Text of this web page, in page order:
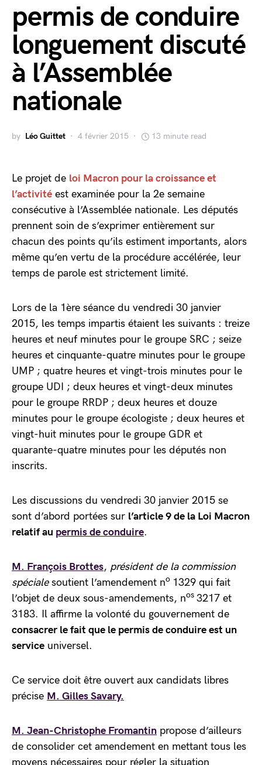
permis de conduire
longuement discuté
à l’Assemblée
nationale
by Léo Guittet 4 février 2015 13 minute read
Le projet de loi Macron pour la croissance et
l’activité est examinée pour la 2e semaine
consécutive à l’Assemblée nationale. Les députés
prennent soin de s’exprimer entièrement sur
chacun des points qu’ils estiment importants, alors
même qu’en vertu de la procédure accélérée, leur
temps de parole est strictement limité.
Lors de la 1ère séance du vendredi 30 janvier
2015, les temps impartis étaient les suivants : treize
heures et neuf minutes pour le groupe SRC ; seize
heures et cinquante-quatre minutes pour le groupe
UMP ; quatre heures et vingt-trois minutes pour le
groupe UDI ; deux heures et vingt-deux minutes
pour le groupe RRDP ; deux heures et douze
minutes pour le groupe écologiste ; deux heures et
vingt-huit minutes pour le groupe GDR et
quarante-quatre minutes pour les députés non
inscrits.
Les discussions du vendredi 30 janvier 2015 se
sont d’abord portées sur l’article 9 de la Loi Macron
relatif au permis de conduire.
M. François Brottes, président de la commission
spécialesoutient l’amendement no 1329 qui fait
l’objet de deux sous-amendements, nos 3217 et
3183. Il affirme la volonté du gouvernement de
consacrer le fait que le permis de conduire est un
service universel.
Ce service doit être ouvert aux candidats libres
précise M. Gilles Savary.
M. Jean-Christophe Fromantin propose d’ailleurs
de consolider cet amendement en mettant tous les
moyens nécessaires pour régler la situation